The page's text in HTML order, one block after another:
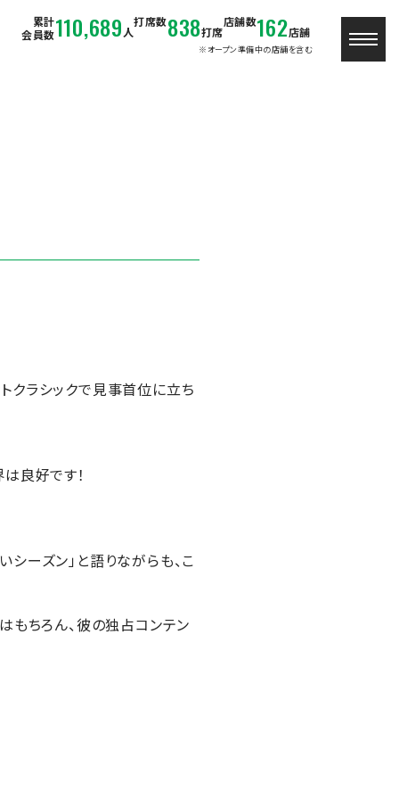
累計
会員数110,689 人
打席数838打席
店舗数162店舗
※オープン準備中の店舗を含む
クラシックで見事首位に立ち
良好です！
ーズン」と語りながらも、こ
ちろん、彼の独占コンテン